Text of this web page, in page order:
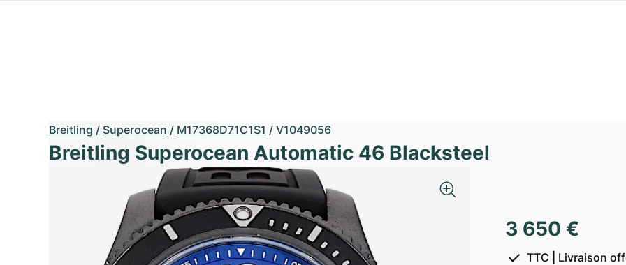
Breitling / Superocean / M17368D71C1S1 / V1049056
Breitling Superocean Automatic 46 Blacksteel
3 650 €
TTC | Livraison